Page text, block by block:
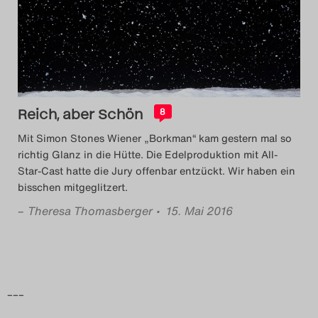
Das Theatertreffen-Blog
2014
Das Theatertreffen-Blog
2015
Das Theatertreffen-Blog
2016
Das Theatertreffen-Blog
Reich, aber Schön 8
Mit Simon Stones Wiener „Borkman“ kam gestern mal so
richtig Glanz in die Hütte. Die Edelproduktion mit All-
Star-Cast hatte die Jury offenbar entzückt. Wir haben ein
bisschen mitgeglitzert.
– Theresa Thomasberger • 15. Mai 2016
–––